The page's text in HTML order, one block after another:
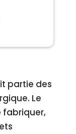
partie des
Le
fabriquer,